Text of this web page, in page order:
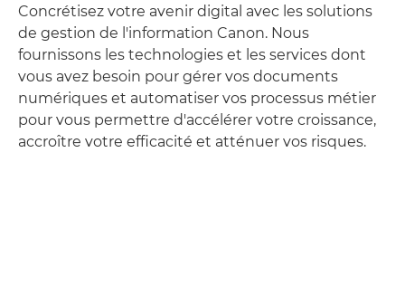
Concrétisez votre avenir digital avec les solutions
de gestion de l'information Canon. Nous
fournissons les technologies et les services dont
vous avez besoin pour gérer vos documents
numériques et automatiser vos processus métier
pour vous permettre d'accélérer votre croissance,
accroître votre efficacité et atténuer vos risques.